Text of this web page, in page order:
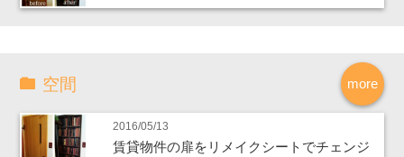
more
空間
2016/05/13
賃貸物件の扉をリメイクシートでチェンジ